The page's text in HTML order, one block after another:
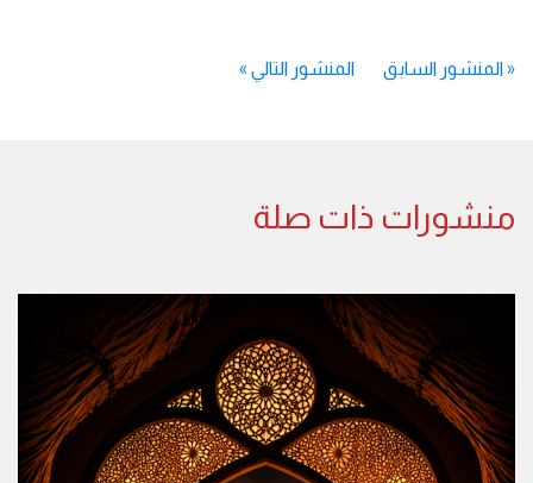
«المنشور السابق المنشور التالي »
منشورات ذات صلة